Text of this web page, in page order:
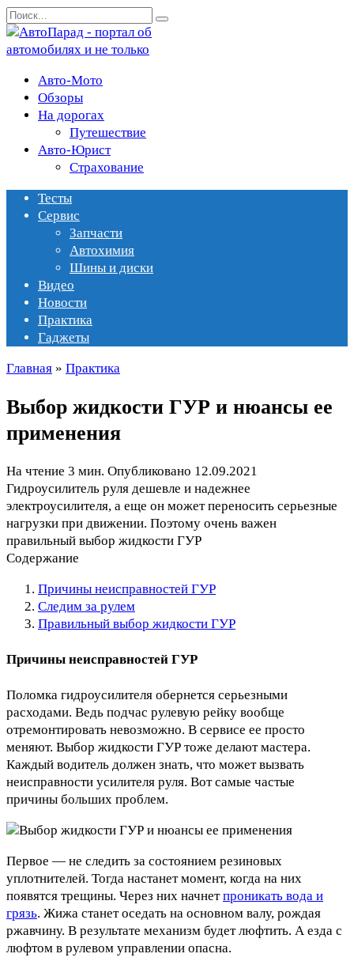
Перейти
к
содержанию
Search
for:
Авто-Мото
Обзоры
На дорогах
Путешествие
Авто-Юрист
Страхование
Тесты
Сервис
Запчасти
Автохимия
Шины и диски
Видео
Новости
Практика
Гаджеты
Главная » Практика
Выбор жидкости ГУР и нюансы ее
применения
На чтение 3 мин. Опубликовано 12.09.2021
Гидроусилитель руля дешевле и надежнее
электроусилителя, а еще он может переносить серьезные
нагрузки при движении. Поэтому очень важен
правильный выбор жидкости ГУР
Содержание
Причины неисправностей ГУР
Следим за рулем
Правильный выбор жидкости ГУР
Причины неисправностей ГУР
Поломка гидроусилителя обернется серьезными
расходами. Ведь подчас рулевую рейку вообще
отремонтировать невозможно. В сервисе ее просто
меняют. Выбор жидкости ГУР тоже делают мастера.
Каждый водитель должен знать, что может вызвать
неисправности усилителя руля. Вот самые частые
причины больших проблем.
Первое — не следить за состоянием резиновых
уплотнителей. Тогда настанет момент, когда на них
появятся трещины. Через них начнетпроникать вода и
грязь. Жижа станет оседать на основном валу, рождая
ржавчину. В результате механизм будет люфтить. А езда с
люфтом в рулевом управлении опасна.